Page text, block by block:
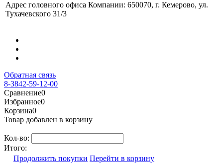
Адрес головного офиса Компании: 650070, г. Кемерово, ул.
Тухачевского 31/3
Обратная связь
8-3842-59-12-00
Сравнение0
Избранное0
Корзина0
Товар добавлен в корзину
Кол-во:
Итого:
Продолжить покупки Перейти в корзину